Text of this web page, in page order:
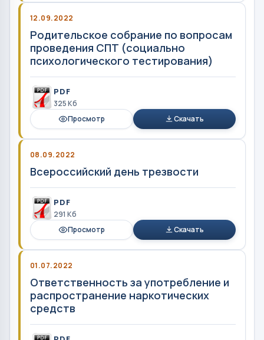
12.09.2022
Родительское собрание по вопросам
проведения СПТ (социально
психологического тестирования)
PDF
325 Кб
Просмотр
Скачать
08.09.2022
Всероссийский день трезвости
PDF
291 Кб
Просмотр
Скачать
01.07.2022
Ответственность за употребление и
распространение наркотических
средств